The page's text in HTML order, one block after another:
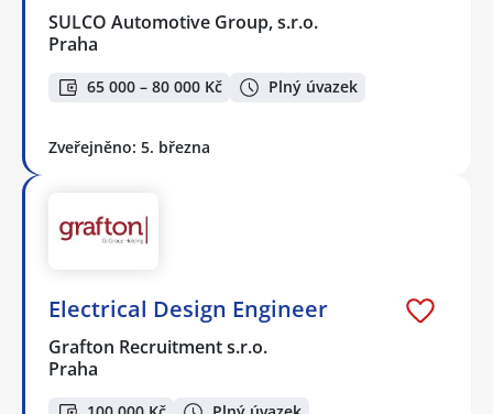
SULCO Automotive Group, s.r.o.
Praha
65 000 – 80 000 Kč Plný úvazek
Zveřejněno: 5. března
Electrical Design Engineer
Grafton Recruitment s.r.o.
Praha